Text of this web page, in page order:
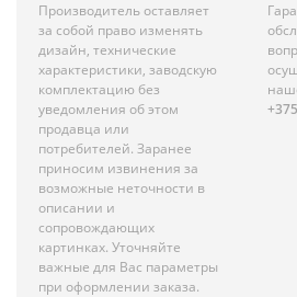
Производитель оставляет
за собой право изменять
дизайн, технические
характеристики, заводскую
комплектацию без
уведомления об этом
продавца или
потребителей. Заранее
приносим извинения за
возможные неточности в
описании и
сопровождающих
картинках. Уточняйте
важные для Вас параметры
при оформлении заказа.